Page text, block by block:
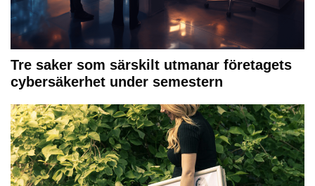
Tre saker som särskilt utmanar företagets
cybersäkerhet under semestern